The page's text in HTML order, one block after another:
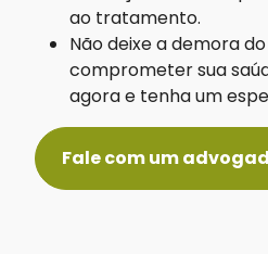
ao tratamento.
Não deixe a demora
comprometer sua
agora e tenha um
Fale com um